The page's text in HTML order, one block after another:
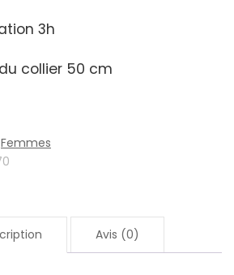
3h
collier 50 cm
Femmes
Avis (0)